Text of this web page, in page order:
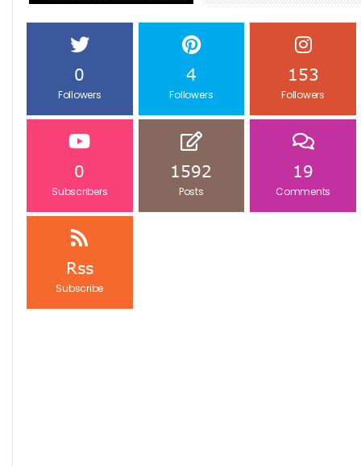
0
Followers
4
Followers
153
Followers
0
Subscribers
1592
Posts
19
Comments
Rss
Subscribe